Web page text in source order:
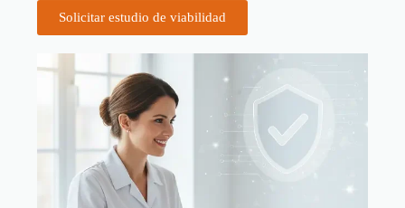
Solicitar estudio de viabilidad